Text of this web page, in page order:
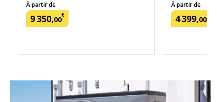
À partir de
9350,00€
À partir de
4399,00€